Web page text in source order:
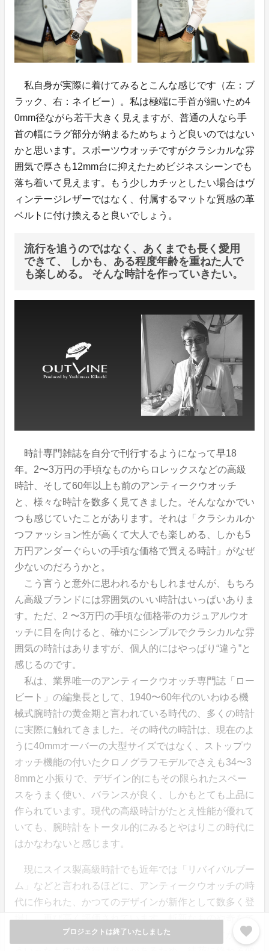
プロジェクトは終了いたしました favorite
私自身が実際に着けてみるとこんな感じです（左：ブ
ラック、右：ネイビー）。私は極端に手首が細いため4
0mm径ながら若干大きく見えますが、普通の人なら手
首の幅にラグ部分が納まるためちょうど良いのではない
かと思います。スポーツウオッチですがクラシカルな雰
囲気で厚さも12mm台に抑えたためビジネスシーンでも
落ち着いて見えます。もう少しカチッとしたい場合はヴ
ィンテージレザーではなく、付属するマットな質感の革
ベルトに付け換えると良いでしょう。
流行を追うのではなく、あくまでも長く愛用
できて、 しかも、ある程度年齢を重ねた人で
も楽しめる。 そんな時計を作っていきたい。
時計専門雑誌を自分で刊行するようになって早18
年。2〜3万円の手頃なものからロレックスなどの高級
時計、そして60年以上も前のアンティークウオッチ
と、様々な時計を数多く見てきました。そんななかでい
つも感じていたことがあります。それは「クラシカルか
つファッション性が高くて大人でも楽しめる、しかも5
万円アンダーぐらいの手頃な価格で買える時計」がなぜ
少ないのだろうかと。
こう言うと意外に思われるかもしれませんが、もちろ
ん高級ブランドには雰囲気のいい時計はいっぱいありま
す。ただ、2 〜3万円の手頃な価格帯のカジュアルウオ
ッチに目を向けると、確かにシンプルでクラシカルな雰
囲気の時計はありますが、個人的にはやっぱり“違う”と
感じるのです。
私は、業界唯一のアンティークウオッチ専門誌「ロー
ビート」の編集長として、1940〜60年代のいわゆる機
械式腕時計の黄金期と言われている時代の、多くの時計
に実際に触れてきました。その時代の時計は、現在のよ
うに40mmオーバーの大型サイズではなく、ストップウ
オッチ機能の付いたクロノグラフモデルでさえも34〜3
8mmと小振りで、デザイン的にもその限られたスペー
スをうまく使い、バランスが良く、しかもとても上品に
作られています。現代の高級時計がたとえ性能が優れて
いても、腕時計をトータル的にみるとやはりこの時代に
はかなわないと感じます。
現にスイス製高級時計でも近年では「リバイバルブー
ム」などと言われるほどに、アンティークウオッチの時
代に作られた、かつてのデザインが新作として数多く登
場し、再び高く評価されています。斬新なものや奇をて
らったものはいつの時代もそれはそれで必要ですが、そ